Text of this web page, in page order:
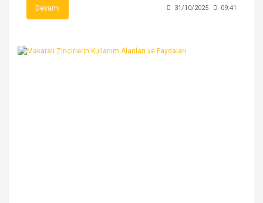
Devamı 31/10/2025 09:41